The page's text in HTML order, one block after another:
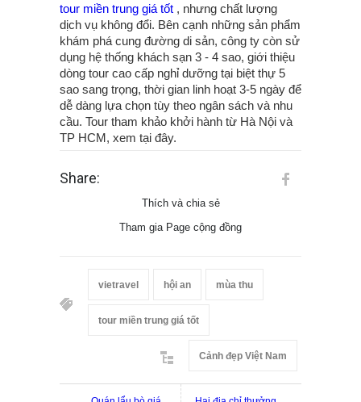
tour miền trung giá tốt , nhưng chất lượng
dịch vụ không đổi. Bên cạnh những sản phẩm
khám phá cung đường di sản, công ty còn sử
dụng hệ thống khách sạn 3 - 4 sao, giới thiệu
dòng tour cao cấp nghỉ dưỡng tại biệt thự 5
sao sang trọng, thời gian linh hoạt 3-5 ngày để
dễ dàng lựa chọn tùy theo ngân sách và nhu
cầu. Tour tham khảo khởi hành từ Hà Nội và
TP HCM, xem tại đây.
Share:
Thích và chia sẻ
Tham gia Page cộng đồng
vietravel hội an mùa thu
tour miền trung giá tốt
Cảnh đẹp Việt Nam